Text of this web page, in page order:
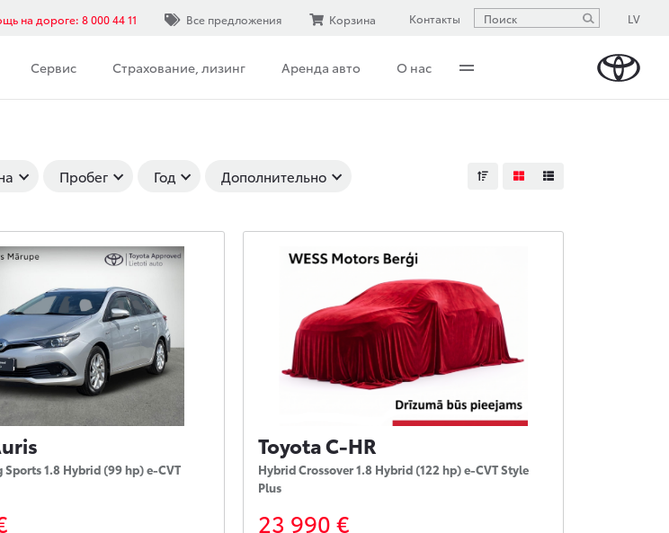
Сервис Страхование, лизинг Аренда авто О нас
на дороге: 8 000 44 11 Все предложения Корзина Контакты LV
Пробег Год Дополнительно
Sports 1.8 Hybrid (99 hp) e-CVT
Toyota C-HR
Hybrid Crossover 1.8 Hybrid (122 hp) e-CVT Style
Plus
23 990 €